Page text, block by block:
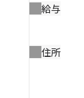
給与
住所